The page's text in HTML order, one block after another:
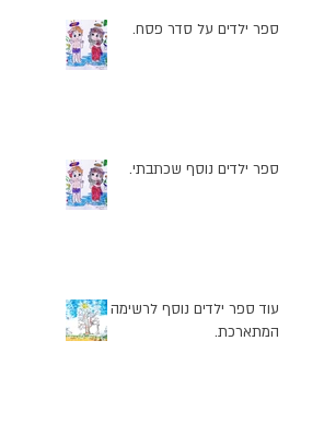
ספר ילדים על סדר פסח.
ספר ילדים נוסף שכתבתי.
עוד ספר ילדים נוסף לרשימה
המתארכת.